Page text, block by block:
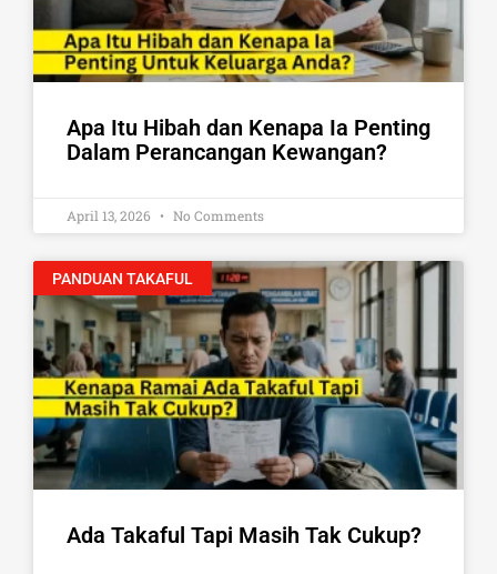
Apa Itu Hibah dan Kenapa Ia Penting
Dalam Perancangan Kewangan?
April 13, 2026 No Comments
PANDUAN TAKAFUL
Ada Takaful Tapi Masih Tak Cukup?